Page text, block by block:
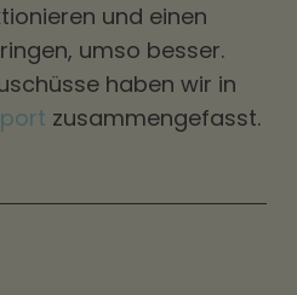
und einen
umso besser.
haben wir in
zusammengefasst.